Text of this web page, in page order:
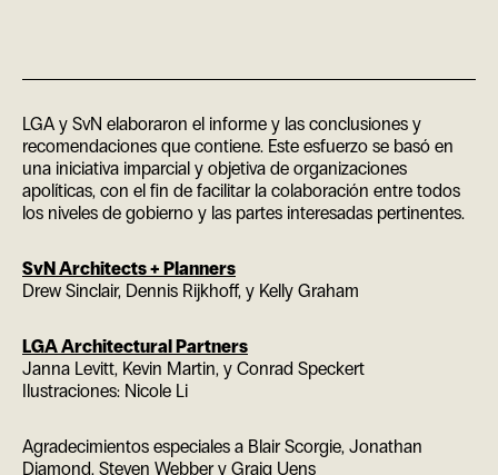
LGA y SvN elaboraron el informe y las conclusiones y
recomendaciones que contiene. Este esfuerzo se basó en
una iniciativa imparcial y objetiva de organizaciones
apolíticas, con el fin de facilitar la colaboración entre todos
los niveles de gobierno y las partes interesadas pertinentes.
SvN Architects + Planners
Drew Sinclair, Dennis Rijkhoff, y Kelly Graham
LGA Architectural Partners
Janna Levitt, Kevin Martin, y Conrad Speckert
Ilustraciones: Nicole Li
Agradecimientos especiales a Blair Scorgie, Jonathan
Diamond, Steven Webber y Graig Uens